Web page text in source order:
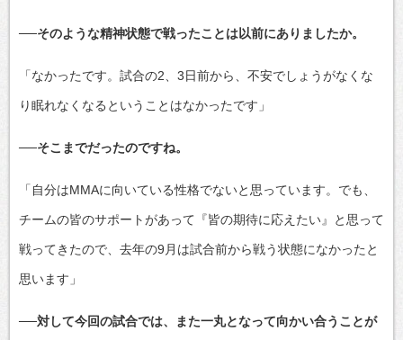
──そのような精神状態で戦ったことは以前にありましたか。
「なかったです。試合の2、3日前から、不安でしょうがなくな
り眠れなくなるということはなかったです」
──そこまでだったのですね。
「自分はMMAに向いている性格でないと思っています。でも、
チームの皆のサポートがあって『皆の期待に応えたい』と思って
戦ってきたので、去年の9月は試合前から戦う状態になかったと
思います」
──対して今回の試合では、また一丸となって向かい合うことが